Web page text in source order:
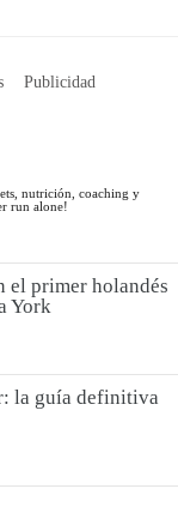
el primer holandés
York
la guía definitiva